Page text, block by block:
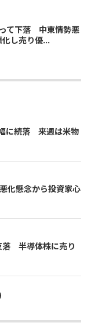
って下落 中東情勢悪
し売り優...
に続落 来週は米物
化懸念から投資家心
落 半導体株に売り